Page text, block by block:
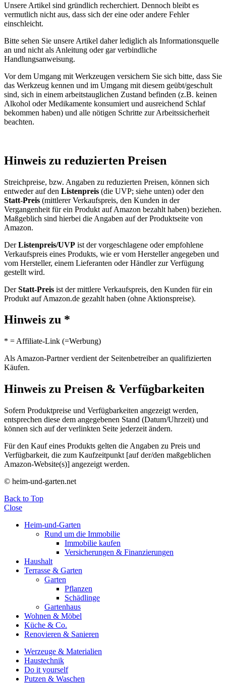
Unsere Artikel sind gründlich recherchiert. Dennoch bleibt es
vermutlich nicht aus, dass sich der eine oder andere Fehler
einschleicht.
Bitte sehen Sie unsere Artikel daher lediglich als Informationsquelle
an und nicht als Anleitung oder gar verbindliche
Handlungsanweisung.
Vor dem Umgang mit Werkzeugen versichern Sie sich bitte, dass Sie
das Werkzeug kennen und im Umgang mit diesem geübt/geschult
sind, sich in einem arbeitstauglichen Zustand befinden (z.B. keinen
Alkohol oder Medikamente konsumiert und ausreichend Schlaf
bekommen haben) und alle nötigen Schritte zur Arbeitssicherheit
beachten.
Hinweis zu reduzierten Preisen
Streichpreise, bzw. Angaben zu reduzierten Preisen, können sich
entweder auf den Listenpreis (die UVP; siehe unten) oder den
Statt-Preis (mittlerer Verkaufspreis, den Kunden in der
Vergangenheit für ein Produkt auf Amazon bezahlt haben) beziehen.
Maßgeblich sind hierbei die Angaben auf der Produktseite von
Amazon.
DerListenpreis/UVP ist der vorgeschlagene oder empfohlene
Verkaufspreis eines Produkts, wie er vom Hersteller angegeben und
vom Hersteller, einem Lieferanten oder Händler zur Verfügung
gestellt wird.
DerStatt-Preis ist der mittlere Verkaufspreis, den Kunden für ein
Produkt auf Amazon.de gezahlt haben (ohne Aktionspreise).
Hinweis zu *
* = Affiliate-Link (=Werbung)
Als Amazon-Partner verdient der Seitenbetreiber an qualifizierten
Käufen.
Hinweis zu Preisen & Verfügbarkeiten
Sofern Produktpreise und Verfügbarkeiten angezeigt werden,
entsprechen diese dem angegebenen Stand (Datum/Uhrzeit) und
können sich auf der verlinkten Seite jederzeit ändern.
Für den Kauf eines Produkts gelten die Angaben zu Preis und
Verfügbarkeit, die zum Kaufzeitpunkt [auf der/den maßgeblichen
Amazon-Website(s)] angezeigt werden.
© heim-und-garten.net
Back to Top
Close
Heim-und-Garten
Rund um die Immobilie
Immobilie kaufen
Versicherungen & Finanzierungen
Haushalt
Terrasse & Garten
Garten
Pflanzen
Schädlinge
Gartenhaus
Wohnen & Möbel
Küche & Co.
Renovieren & Sanieren
Werzeuge & Materialien
Haustechnik
Do it yourself
Putzen & Waschen